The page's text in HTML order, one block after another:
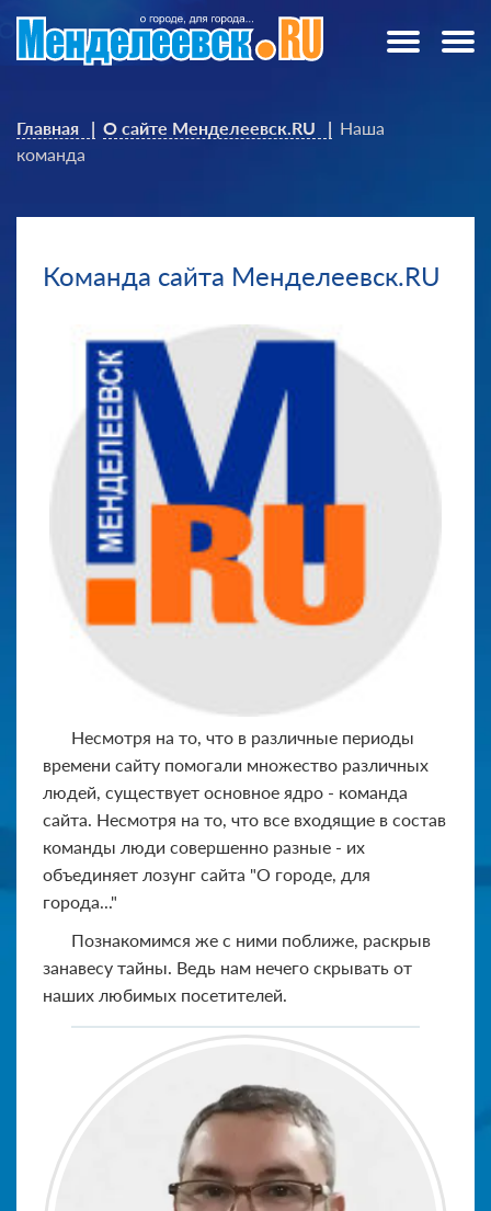
Главная О сайте Менделеевск.RU
Наша
команда
Команда сайта Менделеевск.RU
Несмотря на то, что в различные периоды
времени сайту помогали множество различных
людей, существует основное ядро - команда
сайта. Несмотря на то, что все входящие в состав
команды люди совершенно разные - их
объединяет лозунг сайта "О городе, для
города..."
Познакомимся же с ними поближе, раскрыв
занавесу тайны. Ведь нам нечего скрывать от
наших любимых посетителей.